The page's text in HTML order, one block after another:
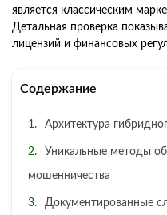
является классическим
Детальная проверка
лицензий и финансовых
Содержание
Архитектура
Уникальные методы
мошенничества
Документированные